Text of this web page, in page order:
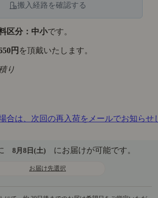
搬入経路を確認する
区分：中小です。
円 を頂戴いたします。
り
合は、次回の再入荷をメールでお知らせ
8月8日(土) にお届けが可能です。
お届け先選択